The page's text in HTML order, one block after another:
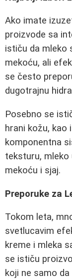
Ako imate
proizvode sa
ističu da mleko
mekoću, ali
se često
dugotrajnu
Posebno se
hrani kožu, kao
komponentna
teksturu, mleko
mekoću i sjaj.
Preporuke za
Tokom leta,
svetlucavim
kreme i mleka
se ističu
koji ne samo